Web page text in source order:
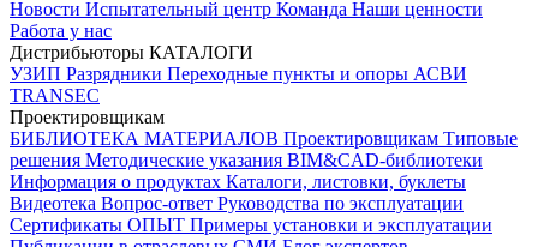
Новости Испытательный центр Команда Наши ценности
Работа у нас
Дистрибьюторы КАТАЛОГИ
УЗИП Разрядники Переходные пункты и опоры АСВИ
TRANSEC
Проектировщикам
БИБЛИОТЕКА МАТЕРИАЛОВ Проектировщикам Типовые
решения Методические указания BIM&CAD-библиотеки
Информация о продуктах Каталоги, листовки, буклеты
Видеотека Вопрос-ответ Руководства по эксплуатации
Сертификаты ОПЫТ Примеры установки и эксплуатации